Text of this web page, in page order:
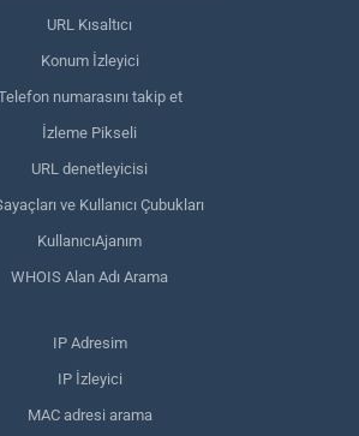
URL Kısaltıcı
Konum İzleyici
numarasını takip et
İzleme Pikseli
URL denetleyicisi
ve Kullanıcı Çubukları
KullanıcıAjanım
WHOIS Alan Adı Arama
IP Adresim
IP İzleyici
MAC adresi arama